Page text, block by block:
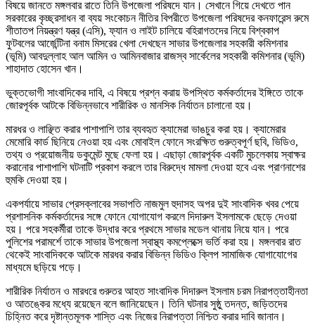
বিষয়ে জানতে মঙ্গলবার রাতে তিনি উপজেলা পরিষদে যান। সেখানে গিয়ে দেখতে পান
সরকারের কৃচ্ছ্রসাধন বা ব্যয় সংকোচন নীতির বিপরীতে উপজেলা পরিষদের কনফারেন্স রুমে
শীতাতপ নিয়ন্ত্রণ যন্ত্র (এসি), ফ্যান ও লাইট চালিয়ে বহিরাগতদের নিয়ে বিশ্বকাপ
ফুটবলের আর্জেন্টিনা বনাম মিসরের খেলা দেখছেন সাভার উপজেলার সহকারী কমিশনার
(ভূমি) আবদুল্লাহ আল আমিন ও আমিনবাজার রাজস্ব সার্কেলের সহকারী কমিশনার (ভূমি)
শাহাদাত হোসেন খান।
ভুক্তভোগী সাংবাদিকের দাবি, এ বিষয়ে প্রশ্ন করায় উপস্থিত কর্মকর্তাদের ইঙ্গিতে তাকে
জোরপূর্বক আটকে বিভিন্নভাবে শারীরিক ও মানসিক নির্যাতন চালানো হয়।
মারধর ও লাঞ্ছিত করার পাশাপাশি তার ব্যবহৃত ক্যামেরা ভাঙচুর করা হয়। ক্যামেরার
মেমোরি কার্ড ছিনিয়ে নেওয়া হয় এবং মোবাইল ফোনে সংরক্ষিত গুরুত্বপূর্ণ ছবি, ভিডিও,
তথ্য ও প্রয়োজনীয় ডকুমেন্ট মুছে ফেলা হয়। এছাড়া জোরপূর্বক একটি মুচলেকায় স্বাক্ষর
করানোর পাশাপাশি ঘটনাটি প্রকাশ করলে তার বিরুদ্ধে মামলা দেওয়া হবে এবং প্রাণনাশের
হুমকি দেওয়া হয়।
একপর্যায়ে সাভার প্রেসক্লাবের সভাপতি নাজমুল হুদাসহ অপর দুই সাংবাদিক খবর পেয়ে
প্রশাসনিক কর্মকর্তাদের সঙ্গে ফোনে যোগাযোগ করলে দিদারুল ইসলামকে ছেড়ে দেওয়া
হয়। পরে সহকর্মীরা তাকে উদ্ধার করে প্রথমে সাভার মডেল থানায় নিয়ে যান। পরে
পুলিশের পরামর্শে তাকে সাভার উপজেলা স্বাস্থ্য কমপ্লেক্সে ভর্তি করা হয়। মঙ্গলবার রাত
থেকেই সাংবাদিককে আটকে মারধর করার বিভিন্ন ভিডিও ক্লিপ সামাজিক যোগাযোগের
মাধ্যমে ছড়িয়ে পড়ে।
শারীরিক নির্যাতন ও মারধরে গুরুতর আহত সাংবাদিক দিদারুল ইসলাম চরম নিরাপত্তাহীনতা
ও আতঙ্কের মধ্যে রয়েছেন বলে জানিয়েছেন। তিনি ঘটনার সুষ্ঠু তদন্ত, জড়িতদের
চিহ্নিত করে দৃষ্টান্তমূলক শাস্তি এবং নিজের নিরাপত্তা নিশ্চিত করার দাবি জানান।